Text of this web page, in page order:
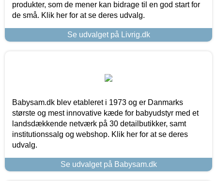
produkter, som de mener kan bidrage til en god start for
de små. Klik her for at se deres udvalg.
Se udvalget på Livrig.dk
Babysam.dk blev etableret i 1973 og er Danmarks
største og mest innovative kæde for babyudstyr med et
landsdækkende netværk på 30 detailbutikker, samt
institutionssalg og webshop. Klik her for at se deres
udvalg.
Se udvalget på Babysam.dk